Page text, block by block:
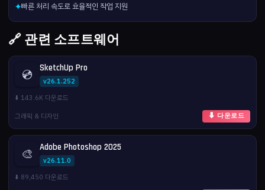
✦빠른 처리 속도로 효율적인 작업 지원
🔗 관련 소프트웨어
💿 SketchUp Pro
v26.1.252
⬇️ 143.6K 다운로드
그래픽 & 디자인
⬇ 다운로드
🎨 Adobe Photoshop 2025
v26.11.0
⬇️ 89,450 다운로드